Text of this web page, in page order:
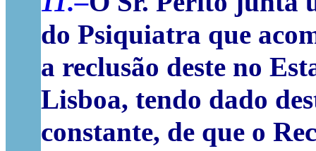
do Psiquiatra que
a reclusão deste no
Lisboa, tendo dado
constante, de que o